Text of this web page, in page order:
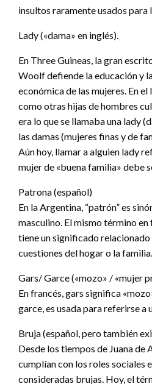
insultos raramente usados para
Lady («dama» en inglés).
En Three Guineas, la gran
Woolf defiende la educación y
económica de las mujeres. En
como otras hijas de hombres
era lo que se llamaba una lady
las damas (mujeres finas y de
Aún hoy, llamar a alguien lady
mujer de «buena familia» debe
Patrona (español)
En la Argentina, “patrón” es
masculino. El mismo término en
tiene un significado relacionado
cuestiones del hogar o la familia.
Gars/ Garce («mozo» / «mujer
En francés, gars significa
garce, es usada para referirse a
Bruja (español, pero también
Desde los tiempos de Juana de
cumplían con los roles sociales
consideradas brujas. Hoy, el